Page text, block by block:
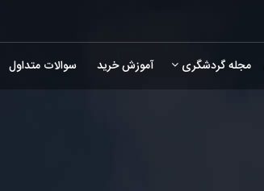
مجله گردشگری آموزش خرید سوالات متداول